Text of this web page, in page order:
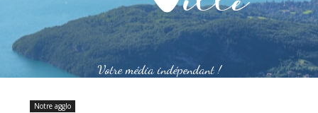
Votre média indépendant !
Notre agglo